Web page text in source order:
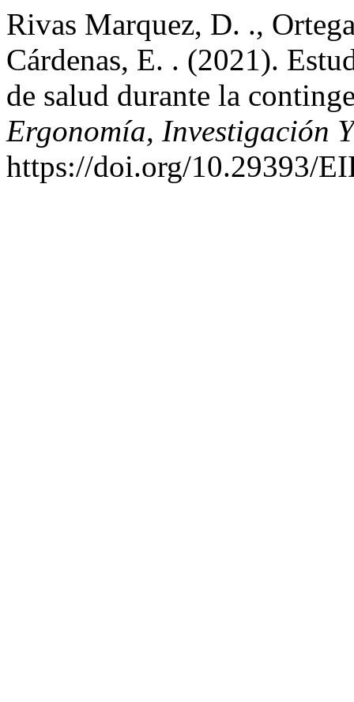
Rivas Marquez, D. .,
Cárdenas, E. . (2021).
de salud durante la
Ergonomía, Investigación
https://doi.org/10.29393/